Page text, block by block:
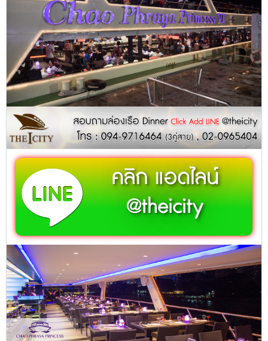
คลิก แอดไลน์
@theicity